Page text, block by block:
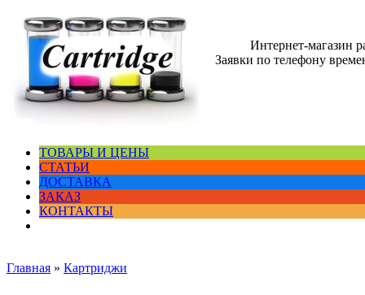
Интернет-магазин
Заявки по телефону
ТОВАРЫ И ЦЕНЫ
СТАТЬИ
ДОСТАВКА
ЗАКАЗ
КОНТАКТЫ
Главная » Картриджи